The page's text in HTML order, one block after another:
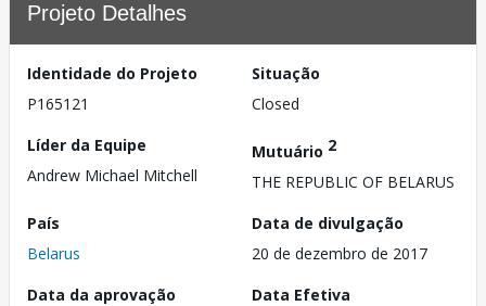
Projeto Detalhes
Identidade do Projeto
P165121
Situação
Closed
Líder da Equipe
Andrew Michael Mitchell
Mutuário 2
THE REPUBLIC OF BELARUS
País
Belarus
Data de divulgação
20 de dezembro de 2017
Data da aprovação
Data Efetiva